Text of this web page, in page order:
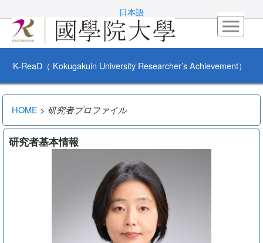
日本語
K-ReaD（ Kokugakuin University Researcher’s Achievement）
HOME > 研究者プロファイル